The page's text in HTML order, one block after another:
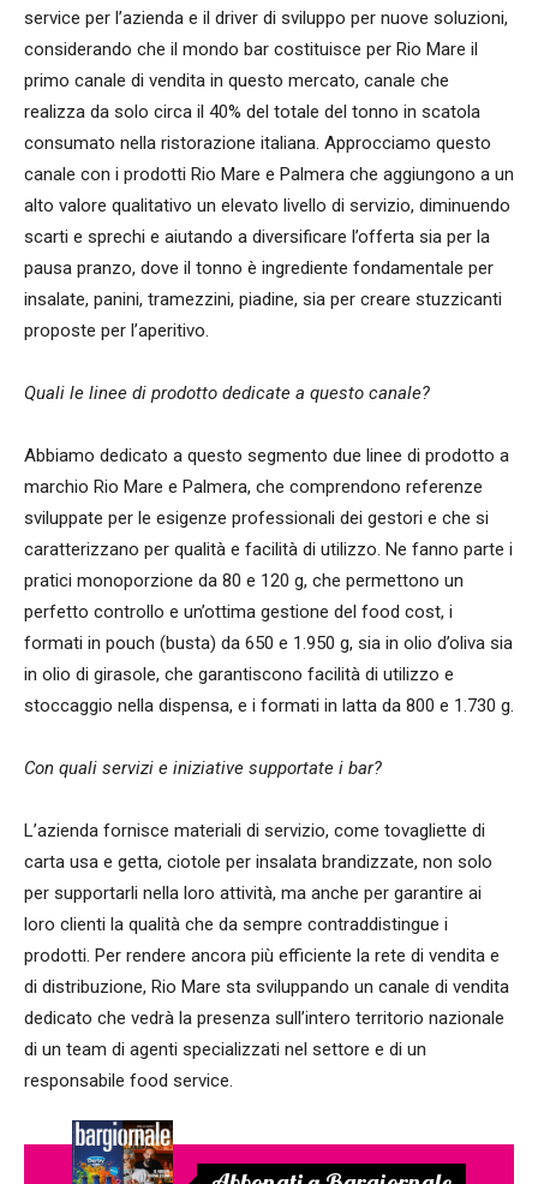
service per l’azienda e il driver di sviluppo per nuove soluzioni,
considerando che il mondo bar costituisce per Rio Mare il
primo canale di vendita in questo mercato, canale che
realizza da solo circa il 40% del totale del tonno in scatola
consumato nella ristorazione italiana. Approcciamo questo
canale con i prodotti Rio Mare e Palmera che aggiungono a un
alto valore qualitativo un elevato livello di servizio, diminuendo
scarti e sprechi e aiutando a diversificare l’offerta sia per la
pausa pranzo, dove il tonno è ingrediente fondamentale per
insalate, panini, tramezzini, piadine, sia per creare stuzzicanti
proposte per l’aperitivo.
Quali le linee di prodotto dedicate a questo canale?
Abbiamo dedicato a questo segmento due linee di prodotto a
marchio Rio Mare e Palmera, che comprendono referenze
sviluppate per le esigenze professionali dei gestori e che si
caratterizzano per qualità e facilità di utilizzo. Ne fanno parte i
pratici monoporzione da 80 e 120 g, che permettono un
perfetto controllo e un’ottima gestione del food cost, i
formati in pouch (busta) da 650 e 1.950 g, sia in olio d’oliva sia
in olio di girasole, che garantiscono facilità di utilizzo e
stoccaggio nella dispensa, e i formati in latta da 800 e 1.730 g.
Con quali servizi e iniziative supportate i bar?
L’azienda fornisce materiali di servizio, come tovagliette di
carta usa e getta, ciotole per insalata brandizzate, non solo
per supportarli nella loro attività, ma anche per garantire ai
loro clienti la qualità che da sempre contraddistingue i
prodotti. Per rendere ancora più efficiente la rete di vendita e
di distribuzione, Rio Mare sta sviluppando un canale di vendita
dedicato che vedrà la presenza sull’intero territorio nazionale
di un team di agenti specializzati nel settore e di un
responsabile food service.